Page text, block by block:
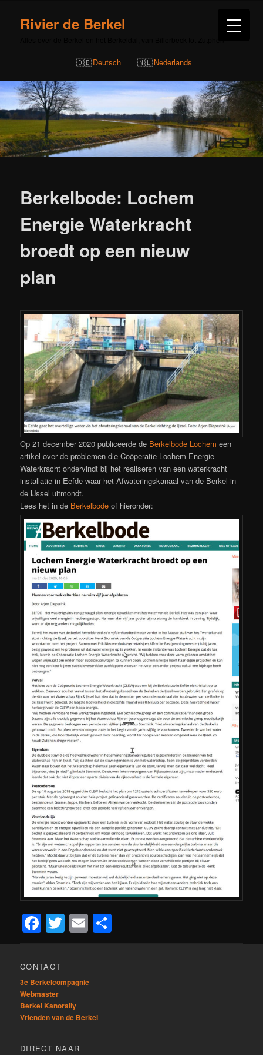
Rivier de Berkel
Deutsch Nederlands
Berkelbode: Lochem
Energie Waterkracht
broedt op een nieuw
plan
Op 21 december 2020 publiceerde de Berkelbode Lochem een
artikel over de problemen die Coöperatie Lochem Energie
Waterkracht ondervindt bij het realiseren van een waterkracht
installatie in Eefde waar het Afwateringskanaal van de Berkel in
de IJssel uitmondt.
Lees het in de Berkelbode of hieronder:
Facebook
Twitter
Email
CONTACT
3e Berkelcompagnie
Webmaster
Berkel Kanorally
Vrienden van de Berkel
DIRECT NAAR